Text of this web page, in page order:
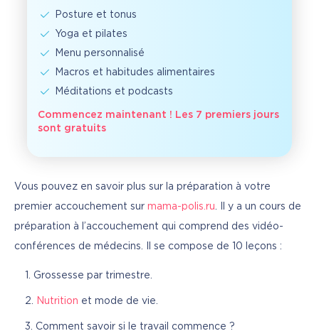
Posture et tonus
Yoga et pilates
Menu personnalisé
Macros et habitudes alimentaires
Méditations et podcasts
Commencez maintenant ! Les 7 premiers jours
sont gratuits
Vous pouvez en savoir plus sur la préparation à votre
premier accouchement sur mama-polis.ru . Il y a un cours de
préparation à l’accouchement qui comprend des vidéo-
conférences de médecins. Il se compose de 10 leçons :
Grossesse par trimestre.
Nutrition et mode de vie.
Comment savoir si le travail commence ?